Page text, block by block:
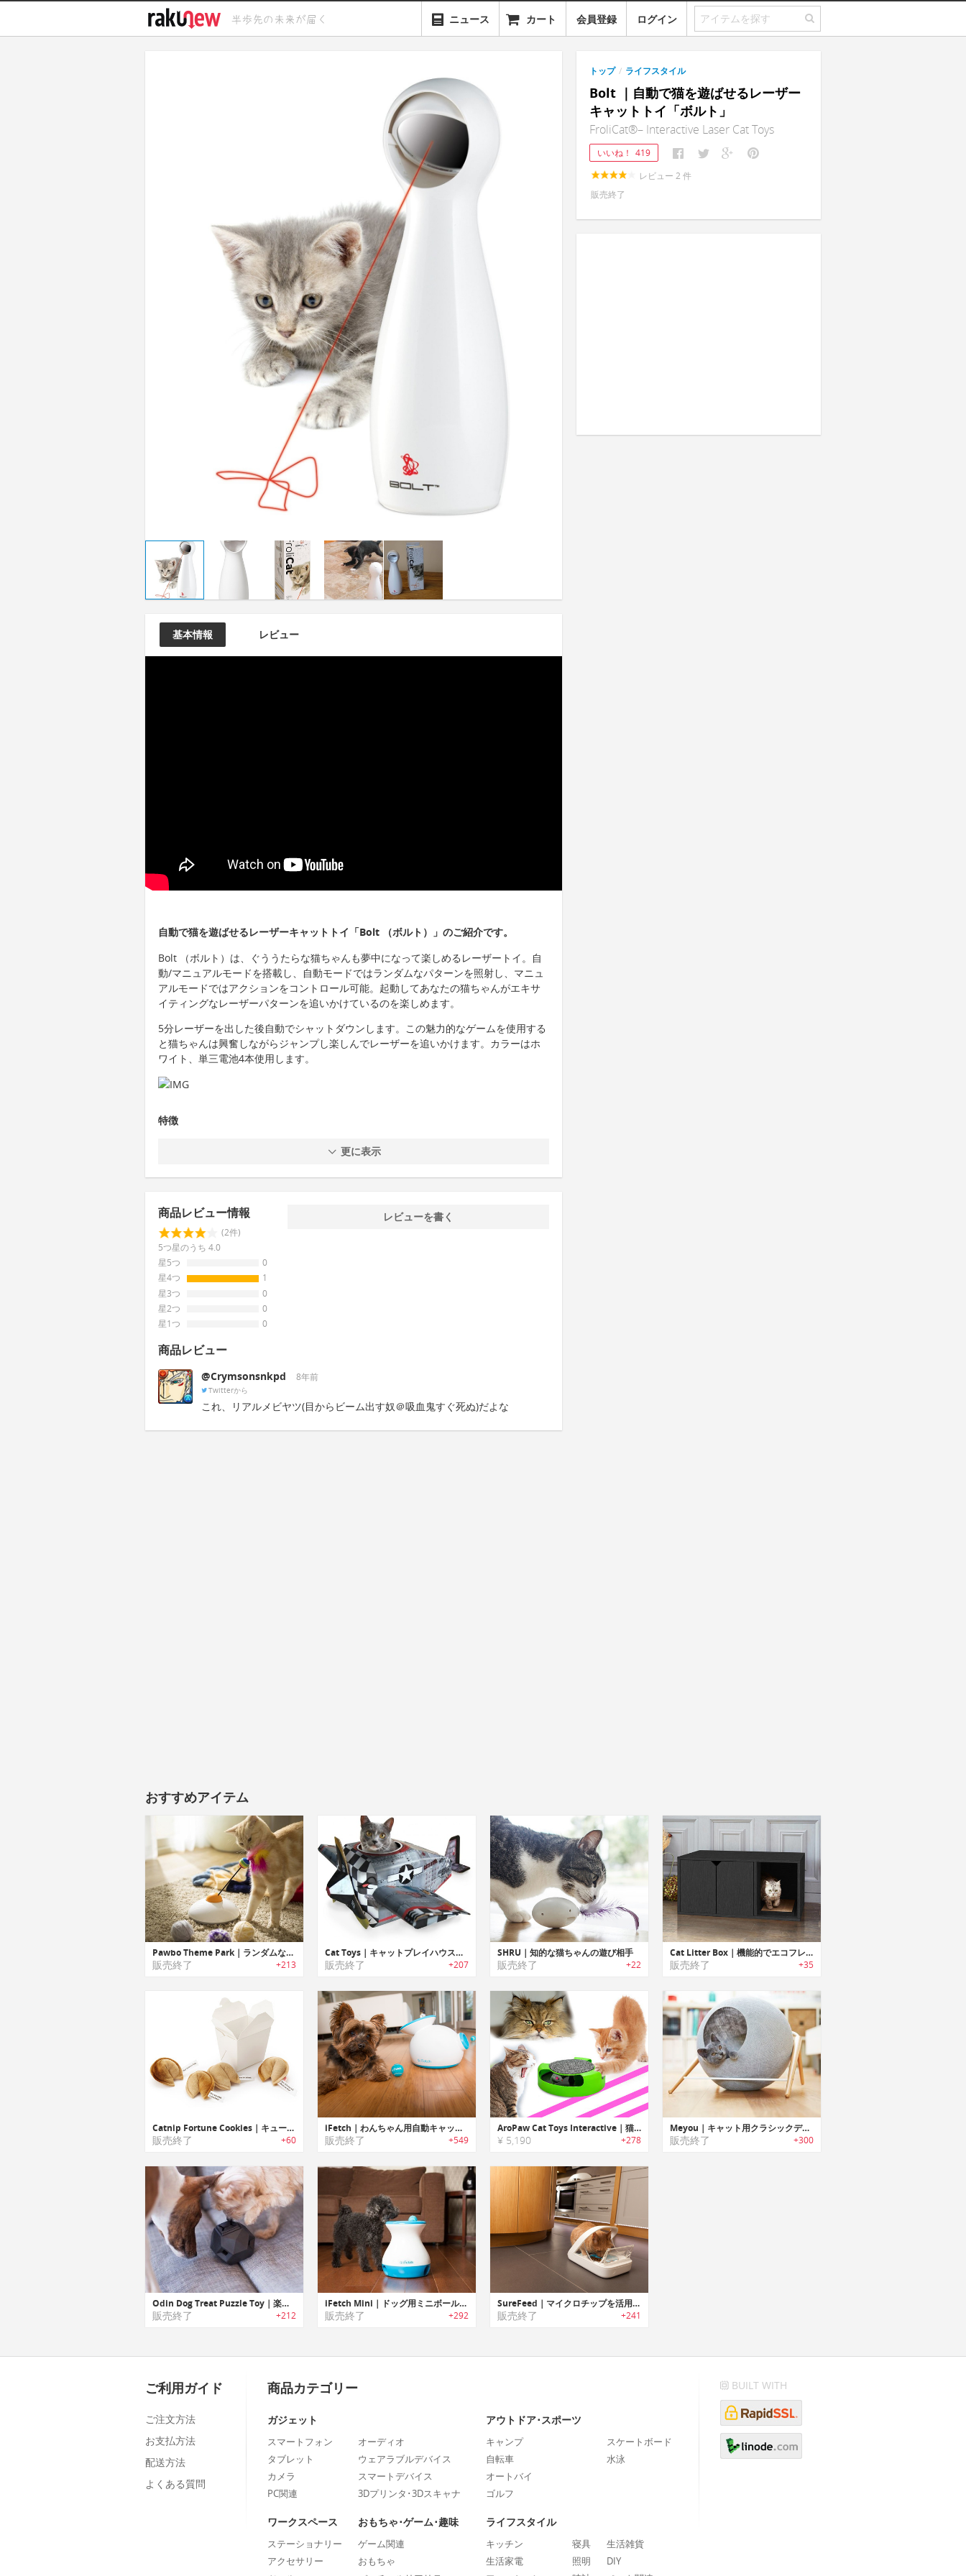
ニュース カート 会員登録 ログイン
基本情報 レビュー
自動で猫を遊ばせるレーザーキャットトイ「Bolt （ボルト）」のご紹介です。
Bolt （ボルト）は、ぐううたらな猫ちゃんも夢中になって楽しめるレーザートイ。自
動/マニュアルモードを搭載し、自動モードではランダムなパターンを照射し、マニュ
アルモードではアクションをコントロール可能。起動してあなたの猫ちゃんがエキサ
イティングなレーザーパターンを追いかけているのを楽しめます。
5分レーザーを出した後自動でシャットダウンします。この魅力的なゲームを使用する
と猫ちゃんは興奮しながらジャンプし楽しんでレーザーを追いかけます。カラーはホ
ワイト、単三電池4本使用します。
特徴
更に表示
商品レビュー情報
(2件)
5つ星のうち 4.0
星5つ
0
星4つ
1
星3つ
0
星2つ
0
星1つ
0
レビューを書く
商品レビュー
@Crymsonsnkpd 8年前
Twitterから
これ、リアルメビヤツ(目からビーム出す奴＠吸血鬼すぐ死ぬ)だよな
トップ / ライフスタイル
Bolt ｜自動で猫を遊ばせるレーザー
キャットトイ「ボルト」
FroliCat®– Interactive Laser Cat Toys
いいね！ 419
レビュー 2 件
販売終了
おすすめアイテム
Pawbo Theme Park｜ランダムな動きで愛猫を夢中にする自動ネコジャラシ「パウボ」
販売終了 +213
Cat Toys｜キャットプレイハウス 乗り物シリーズ
販売終了 +207
SHRU｜知的な猫ちゃんの遊び相手
販売終了 +22
Cat Litter Box｜機能的でエコフレンドリーな家具調猫トイレ
販売終了 +35
Catnip Fortune Cookies｜キュートなハンドメイド製フォーチューンクッキーデザイン猫じゃらし
販売終了 +60
iFetch｜わんちゃん用自動キャッチボールマシン
販売終了 +549
AroPaw Cat Toys Interactive｜猫ちゃんのタッチに反応してネズミが動くインタラクティブキャットトイ
¥ 5,190 +278
Meyou｜キャット用クラシックデザイン家具「メヨウ」
販売終了 +300
Odin Dog Treat Puzzle Toy｜楽しみながらエサを受け取れる犬用給餌ディスペンサー「オーディン」
販売終了 +212
iFetch Mini｜ドッグ用ミニボール発射ランチャー「アイフェッチ・ミニ」
販売終了 +292
SureFeed｜マイクロチップを活用して指定された猫にのみ給餌可能なペットフィーダー「シュアフィード」
販売終了 +241
ご利用ガイド
ご注文方法
お支払方法
配送方法
よくある質問
商品カテゴリー
ガジェット
スマートフォン
タブレット
カメラ
PC関連
オーディオ
ウェアラブルデバイス
スマートデバイス
3Dプリンタ･3Dスキャナ
アウトドア･スポーツ
キャンプ
自転車
オートバイ
ゴルフ
スケートボード
水泳
ワークスペース
ステーショナリー
アクセサリー
おもちゃ･ゲーム･趣味
ゲーム関連
おもちゃ
ライフスタイル
キッチン
生活家電
寝具
照明
生活雑貨
DIY
BUILT WITH